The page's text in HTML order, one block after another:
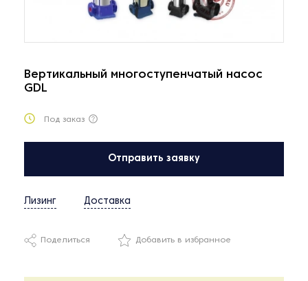
Вертикальный многоступенчатый насос
GDL
Под заказ
Отправить заявку
Лизинг Доставка
Поделиться Добавить в избранное